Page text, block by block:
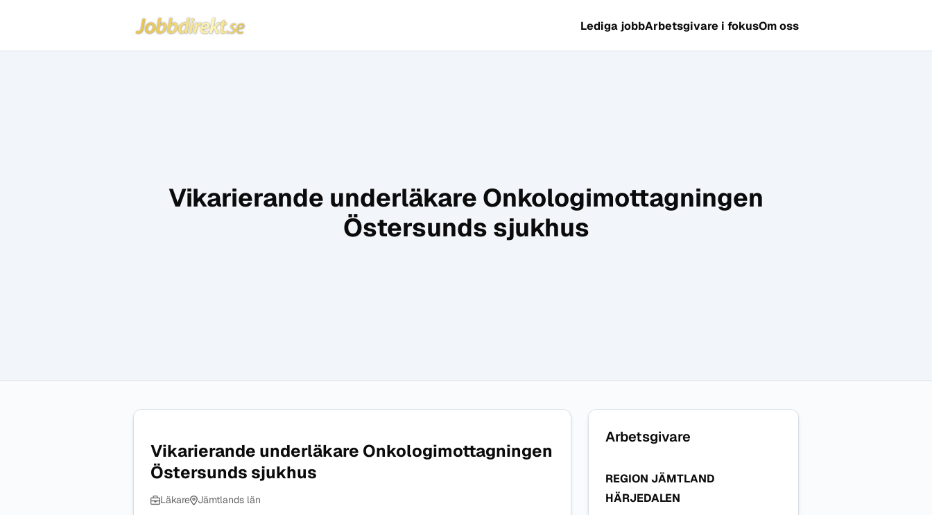
Hoppa till innehåll
Jobbdirekt Lediga jobbArbetsgivare i fokusOm oss
Vikarierande underläkare Onkologimottagningen
Östersunds sjukhus
Vikarierande underläkare Onkologimottagningen
Östersunds sjukhus
Läkare Jämtlands län
Arbetsgivare
REGION JÄMTLAND
HÄRJEDALEN